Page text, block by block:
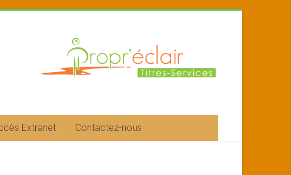
Extranet Contactez-nous